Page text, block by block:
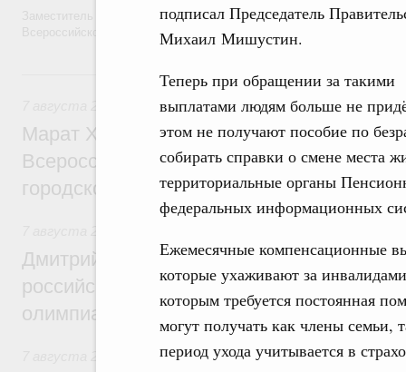
подписал Председатель
Михаил Мишустин.
Теперь при обращении за такими
выплатами людям больше не
этом не получают пособие по
собирать справки о смене места
территориальные органы
федеральных информационных
Ежемесячные компенсационные
которые ухаживают за
которым требуется постоянная
могут получать как члены
период ухода учитывается в
Заместитель Председателя Правительства Татьяна Голикова
Всероссийского общественного движения «Волонтёры-медики» с
Вчера
Экономика городов. Городская среда
Марат Хуснуллин провёл заседание
Всероссийского конкурса лучших
городской среды
Дмитрий Чернышенко и Сергей Кравцов
российскую сборную с победой на
олимпиаде по искусственному
Общие вопросы промышленной политики